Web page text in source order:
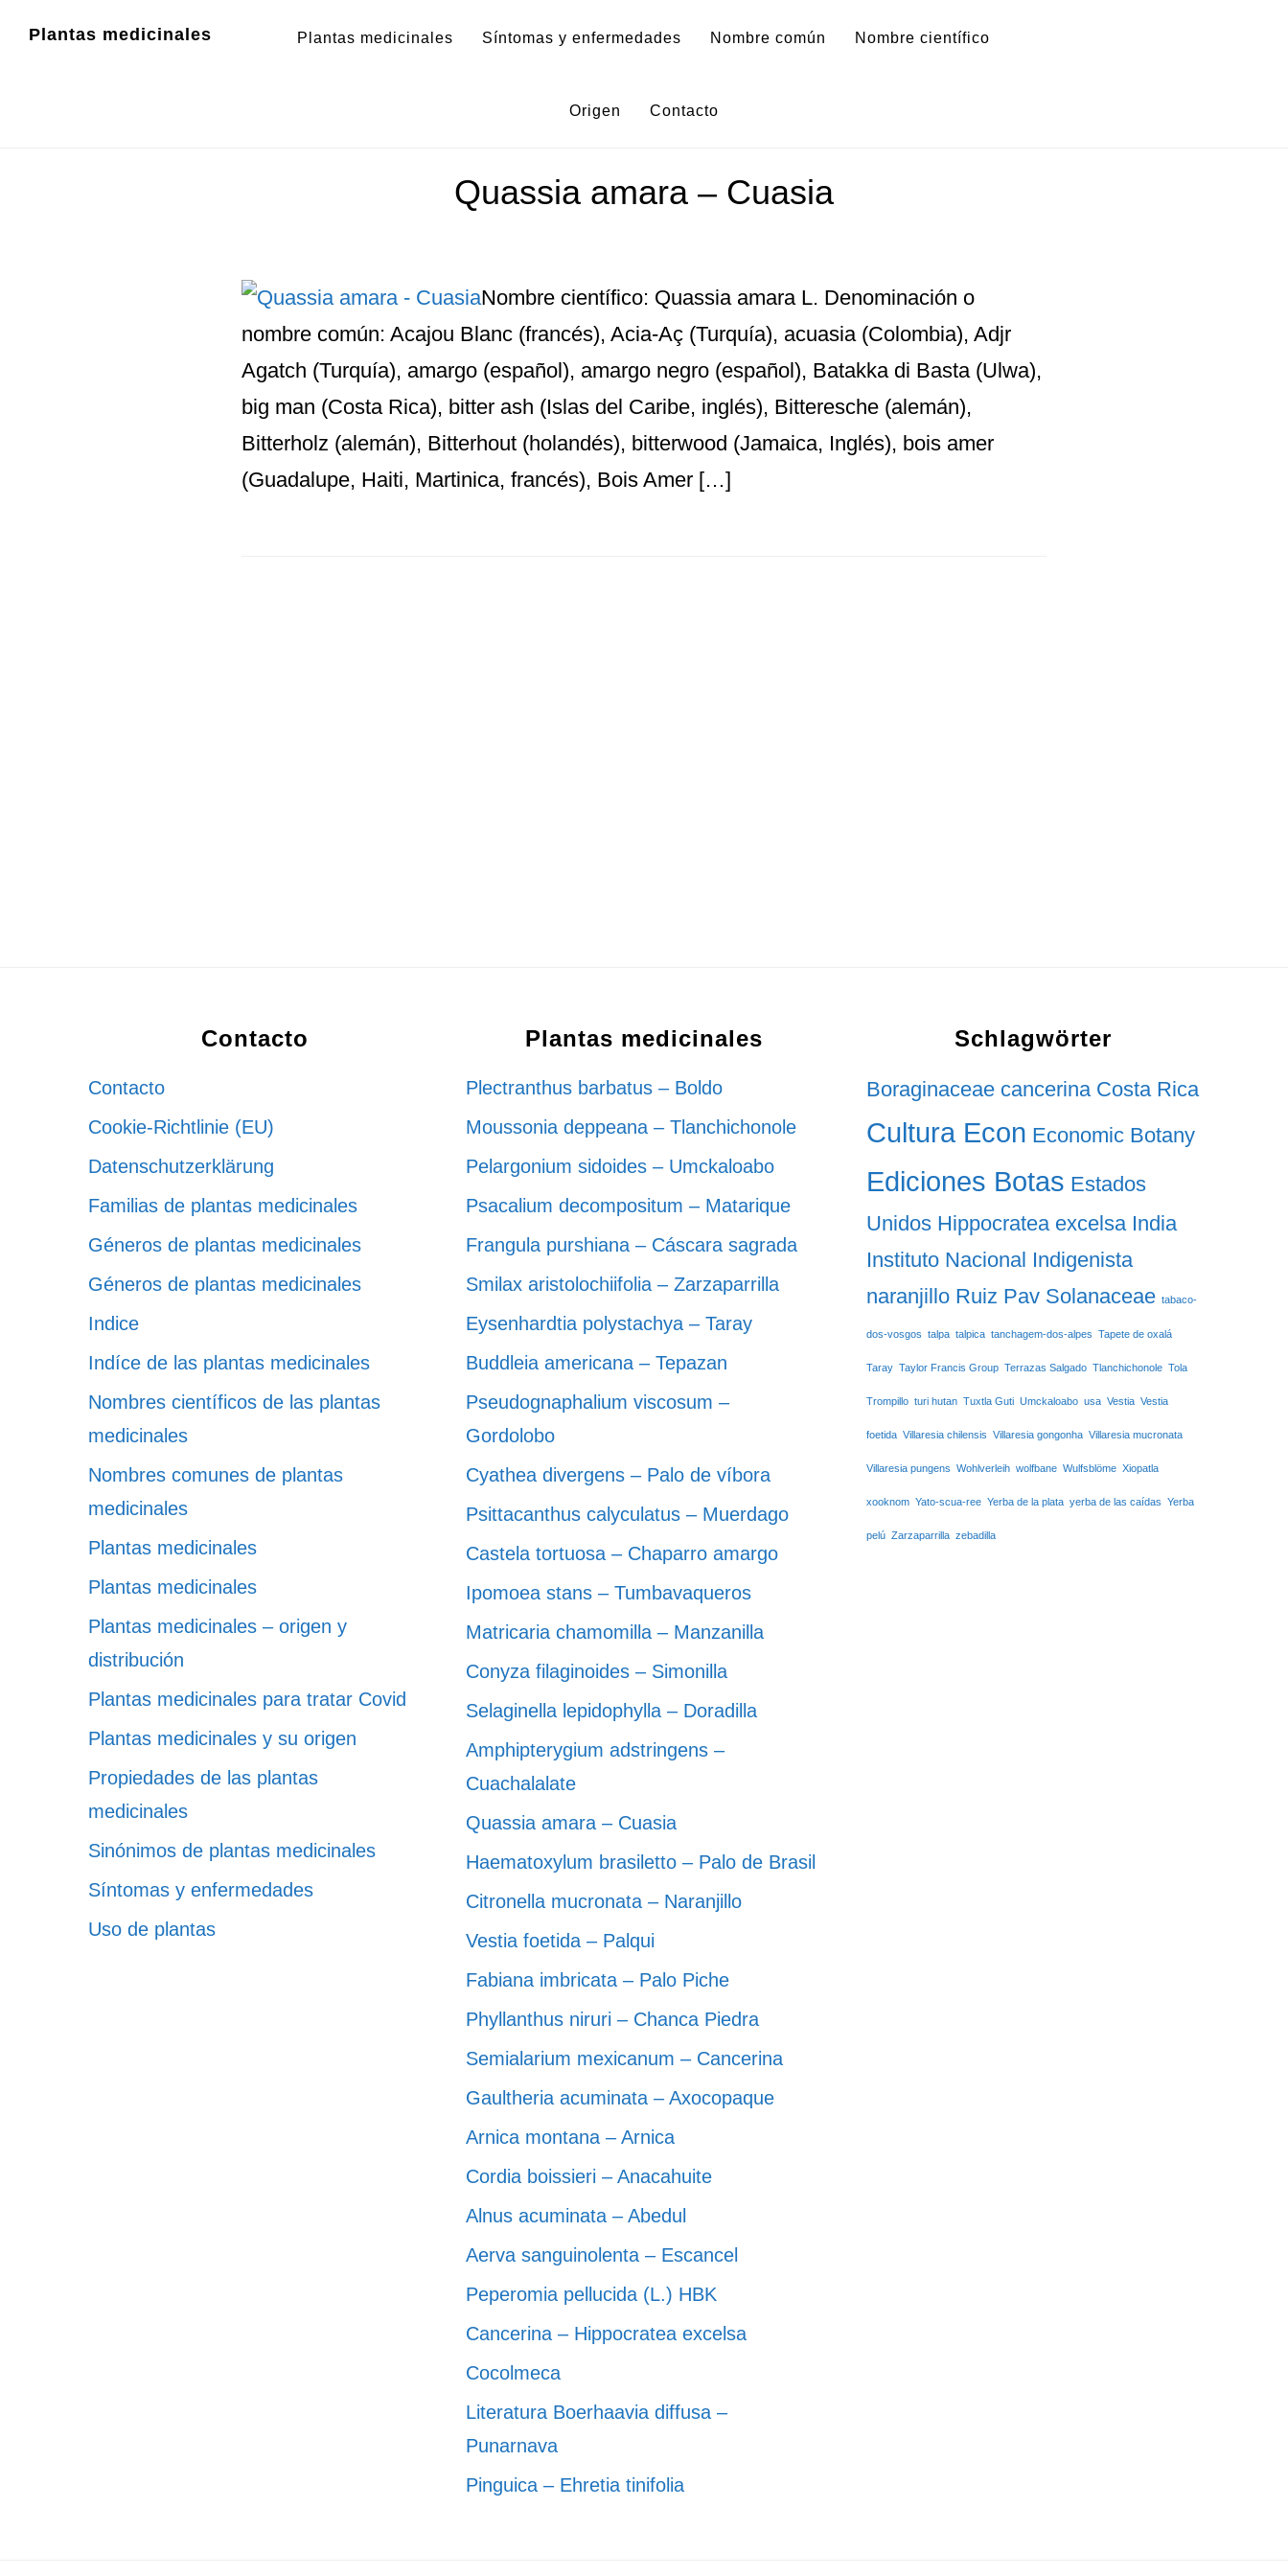
Plantas medicinales Plantas medicinales Síntomas y enfermedades Nombre común Nombre científico
Origen Contacto
Quassia amara – Cuasia
Nombre científico: Quassia amara L. Denominación o
nombre común: Acajou Blanc (francés), Acia-Aç (Turquía), acuasia (Colombia), Adjr
Agatch (Turquía), amargo (español), amargo negro (español), Batakka di Basta (Ulwa),
big man (Costa Rica), bitter ash (Islas del Caribe, inglés), Bitteresche (alemán),
Bitterholz (alemán), Bitterhout (holandés), bitterwood (Jamaica, Inglés), bois amer
(Guadalupe, Haiti, Martinica, francés), Bois Amer […]
Contacto
Contacto
Cookie-Richtlinie (EU)
Datenschutzerklärung
Familias de plantas medicinales
Géneros de plantas medicinales
Géneros de plantas medicinales
Indice
Indíce de las plantas medicinales
Nombres científicos de las plantas
medicinales
Nombres comunes de plantas
medicinales
Plantas medicinales
Plantas medicinales
Plantas medicinales – origen y
distribución
Plantas medicinales para tratar Covid
Plantas medicinales y su origen
Propiedades de las plantas
medicinales
Sinónimos de plantas medicinales
Síntomas y enfermedades
Uso de plantas
Plantas medicinales
Plectranthus barbatus – Boldo
Moussonia deppeana – Tlanchichonole
Pelargonium sidoides – Umckaloabo
Psacalium decompositum – Matarique
Frangula purshiana – Cáscara sagrada
Smilax aristolochiifolia – Zarzaparrilla
Eysenhardtia polystachya – Taray
Buddleia americana – Tepazan
Pseudognaphalium viscosum –
Gordolobo
Cyathea divergens – Palo de víbora
Psittacanthus calyculatus – Muerdago
Castela tortuosa – Chaparro amargo
Ipomoea stans – Tumbavaqueros
Matricaria chamomilla – Manzanilla
Conyza filaginoides – Simonilla
Selaginella lepidophylla – Doradilla
Amphipterygium adstringens –
Cuachalalate
Quassia amara – Cuasia
Haematoxylum brasiletto – Palo de Brasil
Citronella mucronata – Naranjillo
Vestia foetida – Palqui
Fabiana imbricata – Palo Piche
Phyllanthus niruri – Chanca Piedra
Semialarium mexicanum – Cancerina
Gaultheria acuminata – Axocopaque
Arnica montana – Arnica
Cordia boissieri – Anacahuite
Alnus acuminata – Abedul
Aerva sanguinolenta – Escancel
Peperomia pellucida (L.) HBK
Cancerina – Hippocratea excelsa
Cocolmeca
Literatura Boerhaavia diffusa –
Punarnava
Pinguica – Ehretia tinifolia
Schlagwörter
Boraginaceae cancerina Costa Rica
Cultura Econ Economic Botany
Ediciones Botas Estados
Unidos Hippocratea excelsa India
Instituto Nacional Indigenista
naranjillo Ruiz Pav Solanaceae tabaco-
dos-vosgos talpa talpica tanchagem-dos-alpes Tapete de oxalá
Taray Taylor Francis Group Terrazas Salgado Tlanchichonole Tola
Trompillo turi hutan Tuxtla Guti Umckaloabo usa Vestia Vestia
foetida Villaresia chilensis Villaresia gongonha Villaresia mucronata
Villaresia pungens Wohlverleih wolfbane Wulfsblöme Xiopatla
xooknom Yato-scua-ree Yerba de la plata yerba de las caídas Yerba
pelú Zarzaparrilla zebadilla